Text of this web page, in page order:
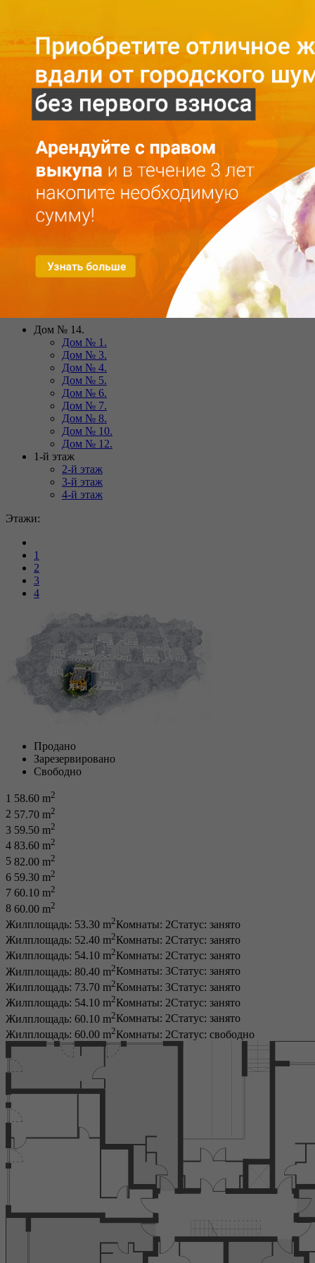
Главная
O проекте
О проекте
Mесто
Галерея
Конфиденциальность
Kвартиры
Аренда с правом выкупа
Покупка
LV
Выбрать квартиру
Дом № 14.
Дом № 1.
Дом № 3.
Дом № 4.
Дом № 5.
Дом № 6.
Дом № 7.
Дом № 8.
Дом № 10.
Дом № 12.
1-й этаж
2-й этаж
3-й этаж
4-й этаж
Этажи:
1
2
3
4
Продано
Зарезервировано
Свободно
1 58.60 m2
2 57.70 m2
3 59.50 m2
4 83.60 m2
5 82.00 m2
6 59.30 m2
7 60.10 m2
8 60.00 m2
Жилплощадь: 53.30 m2Комнаты: 2Статус: занято
Жилплощадь: 52.40 m2Комнаты: 2Статус: занято
Жилплощадь: 54.10 m2Комнаты: 2Статус: занято
Жилплощадь: 80.40 m2Комнаты: 3Статус: занято
Жилплощадь: 73.70 m2Комнаты: 3Статус: занято
Жилплощадь: 54.10 m2Комнаты: 2Статус: занято
Жилплощадь: 60.10 m2Комнаты: 2Статус: занято
Жилплощадь: 60.00 m2Комнаты: 2Статус: свободно